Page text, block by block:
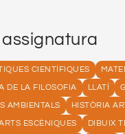
CIENTÍFIQUES
DE LA FILOSOFIA LLATÍ
AMBIENTALS
HISTÒRIA
ESCÈNIQUES DIBUIX